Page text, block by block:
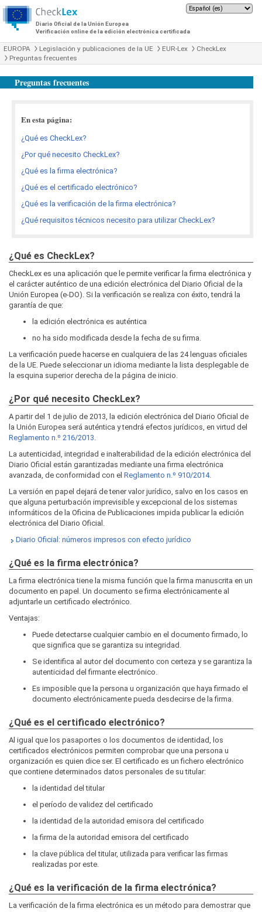
Diario Oficial de la Unión Europea
Verificación online de la edición electrónica certificada
EUROPA Legislación y publicaciones de la UE EUR-Lex
CheckLex
Preguntas frecuentes
Preguntas frecuentes
En esta página:
¿Qué es CheckLex?
¿Por qué necesito CheckLex?
¿Qué es la firma electrónica?
¿Qué es el certificado electrónico?
¿Qué es la verificación de la firma electrónica?
¿Qué requisitos técnicos necesito para utilizar CheckLex?
¿Qué es CheckLex?
CheckLex es una aplicación que le permite verificar la firma electrónica y
el carácter auténtico de una edición electrónica del Diario Oficial de la
Unión Europea (e-DO). Si la verificación se realiza con éxito, tendrá la
garantía de que:
la edición electrónica es auténtica
no ha sido modificada desde la fecha de su firma.
La verificación puede hacerse en cualquiera de las 24 lenguas oficiales
de la UE. Puede seleccionar un idioma mediante la lista desplegable de
la esquina superior derecha de la página de inicio.
¿Por qué necesito CheckLex?
A partir del 1 de julio de 2013, la edición electrónica del Diario Oficial de
la Unión Europea será auténtica y tendrá efectos jurídicos, en virtud del
Reglamento n.º 216/2013.
La autenticidad, integridad e inalterabilidad de la edición electrónica del
Diario Oficial están garantizadas mediante una firma electrónica
avanzada, de conformidad con el Reglamento n.º 910/2014.
La versión en papel dejará de tener valor jurídico, salvo en los casos en
que alguna perturbación imprevisible y excepcional de los sistemas
informáticos de la Oficina de Publicaciones impida publicar la edición
electrónica del Diario Oficial.
Diario Oficial: números impresos con efecto jurídico
¿Qué es la firma electrónica?
La firma electrónica tiene la misma función que la firma manuscrita en un
documento en papel. Un documento se firma electrónicamente al
adjuntarle un certificado electrónico.
Ventajas:
Puede detectarse cualquier cambio en el documento firmado, lo
que significa que se garantiza su integridad.
Se identifica al autor del documento con certeza y se garantiza la
autenticidad del firmante electrónico.
Es imposible que la persona u organización que haya firmado el
documento electrónicamente pueda desdecirse de la firma.
¿Qué es el certificado electrónico?
Al igual que los pasaportes o los documentos de identidad, los
certificados electrónicos permiten comprobar que una persona u
organización es quien dice ser. El certificado es un fichero electrónico
que contiene determinados datos personales de su titular:
la identidad del titular
el período de validez del certificado
la identidad de la autoridad emisora del certificado
la firma de la autoridad emisora del certificado
la clave pública del titular, utilizada para verificar las firmas
realizadas por este.
¿Qué es la verificación de la firma electrónica?
La verificación de la firma electrónica es un método para demostrar que